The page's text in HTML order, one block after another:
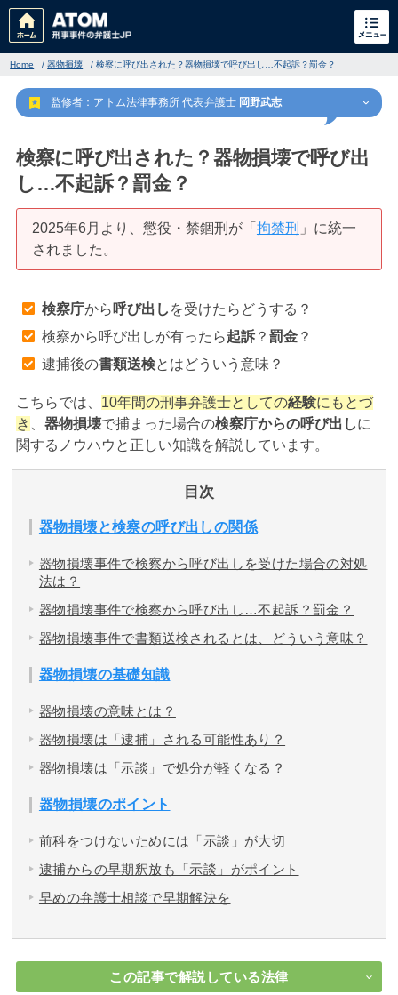
刑事事件 でお困りの方
刑事事件の無料相談
アトムについて 知りたい方
アクセス
ご依頼者からのお手紙
無料相談の口コミ評判
Home /器物損壊 /検察に呼び出された？器物損壊で呼び出し…不起訴？罰金？
監修者：アトム法律事務所 代表弁護士 岡野武志
検察に呼び出された？器物損壊で呼び出
し…不起訴？罰金？
2025年6月より、懲役・禁錮刑が「 拘禁刑 」に統一
されました。
検察庁から 呼び出し を受けたらどうする？
検察から呼び出しが有ったら起訴？ 罰金？
逮捕後の書類送検とはどういう意味？
こちらでは、 10年間の刑事弁護士としての経験にもとづ
き
器物損壊で捕まった場合の検察庁からの呼び出しに
関するノウハウと正しい知識を解説しています。
目次
器物損壊と検察の呼び出しの関係
器物損壊事件で検察から呼び出しを受けた場合の対処
法は？
器物損壊事件で検察から呼び出し…不起訴？罰金？
器物損壊事件で書類送検されるとは、どういう意味？
器物損壊の基礎知識
器物損壊の意味とは？
器物損壊は「逮捕」される可能性あり？
器物損壊は「示談」で処分が軽くなる？
器物損壊のポイント
前科をつけないためには「示談」が大切
逮捕からの早期釈放も「示談」がポイント
早めの弁護士相談で早期解決を
この記事で解説している法律